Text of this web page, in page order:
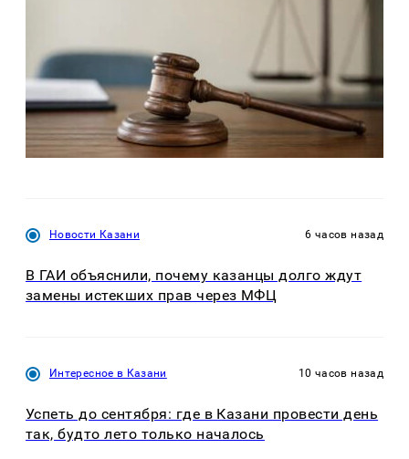
Новости Казани 6 часов назад
В ГАИ объяснили, почему казанцы долго ждут
замены истекших прав через МФЦ
Интересное в Казани 10 часов назад
Успеть до сентября: где в Казани провести день
так, будто лето только началось